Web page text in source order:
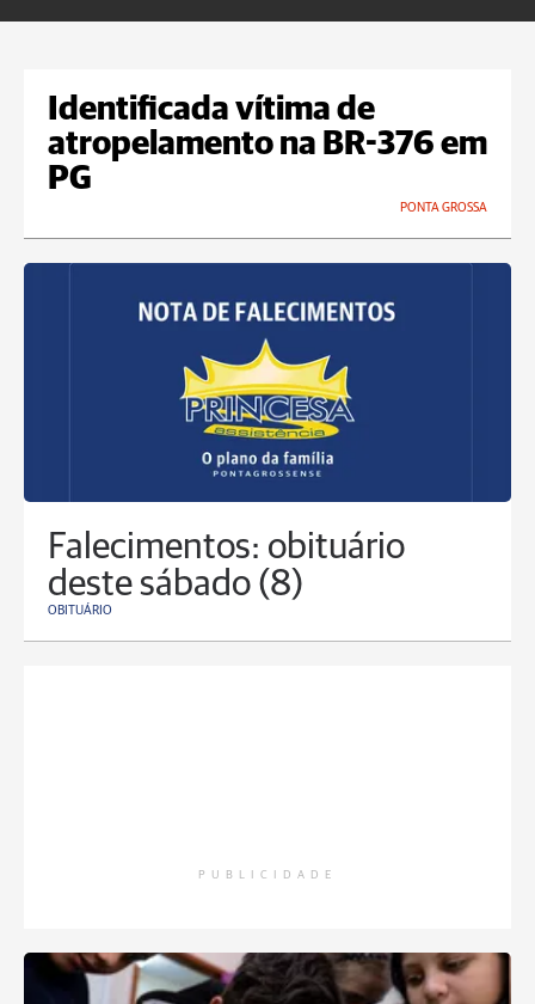
Identificada vítima de
atropelamento na BR-376 em
PG
PONTA GROSSA
Falecimentos: obituário
deste sábado (8)
OBITUÁRIO
PUBLICIDADE